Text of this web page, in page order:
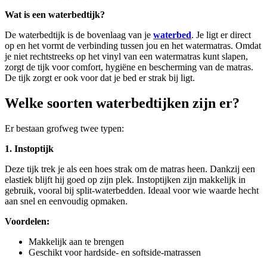
Wat is een waterbedtijk?
De waterbedtijk is de bovenlaag van je waterbed. Je ligt er direct
op en het vormt de verbinding tussen jou en het watermatras. Omdat
je niet rechtstreeks op het vinyl van een watermatras kunt slapen,
zorgt de tijk voor comfort, hygiëne en bescherming van de matras.
De tijk zorgt er ook voor dat je bed er strak bij ligt.
Welke soorten waterbedtijken zijn er?
Er bestaan grofweg twee typen:
1. Instoptijk
Deze tijk trek je als een hoes strak om de matras heen. Dankzij een
elastiek blijft hij goed op zijn plek. Instoptijken zijn makkelijk in
gebruik, vooral bij split-waterbedden. Ideaal voor wie waarde hecht
aan snel en eenvoudig opmaken.
Voordelen:
Makkelijk aan te brengen
Geschikt voor hardside- en softside-matrassen